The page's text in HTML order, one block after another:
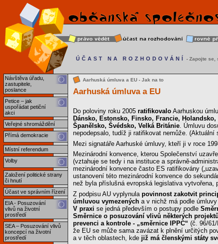
Návštěva úřadu,
zastupitele,
poslance
Petice – jak
uspořádat petiční
akci
Veřejné shromáždění
Přímá demokracie
Místní referendum
Volby
Založení politické strany
či hnutí
Účast ve správním řízení
EIA - Posuzování
vlivů na životní
prostředí
SEA – Posuzování vlivů
koncepcí na životní
prostředí
ÚČAST NA ROZHODOVÁNÍ - Zapojte se,
Aarhuská úmluva a EU - Jak na to
Aarhuská úmluva a EU
Do poloviny roku 2005 ratifikovalo Aarhuskou
Dánsko, Estonsko, Finsko, Francie,
Španělsko, Švédsko, Velká Británie. Úmluvu
nepodepsalo, tudíž ji ratifikovat nemůže.
Mezi signatáře Aarhuské úmluvy, kteří ji v roce
Mezinárodní konvence, kterou Společenství
(vztahuje se tedy i na instituce a správně-
mezinárodní konvence často ES ratifikovány
ustanovení této mezinárodní konvence do
než byla příslušná evropská legislativa
Z podpisu AU vyplynula povinnost zakotvit
úmluvou vymezených a v nichž má podle
V praxi se jedná především o postupy podle
Směrnice o posuzování vlivů některých
prevenci a kontrole - „směrnice IPPC“ (č. 96/
že EU se může sama zavázat k plnění určitých
a v těch oblastech, kde již má členskými státy